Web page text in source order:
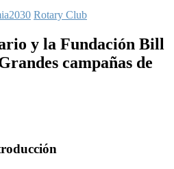
Rotary Club
y la Fundación Bill
campañas de